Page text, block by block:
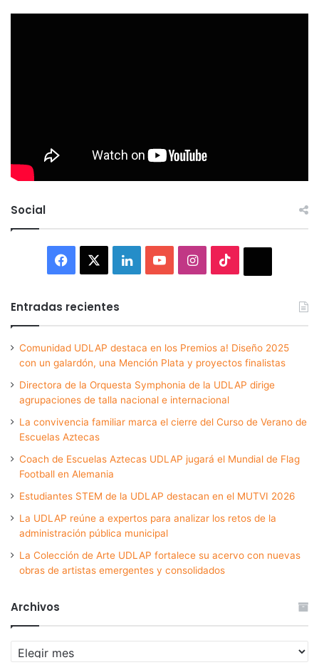
Social
Facebook LinkedInYouTubeInstagram
Entradas recientes
Comunidad UDLAP destaca en los Premios a! Diseño 2025
con un galardón, una Mención Plata y proyectos finalistas
Directora de la Orquesta Symphonia de la UDLAP dirige
agrupaciones de talla nacional e internacional
La convivencia familiar marca el cierre del Curso de Verano de
Escuelas Aztecas
Coach de Escuelas Aztecas UDLAP jugará el Mundial de Flag
Football en Alemania
Estudiantes STEM de la UDLAP destacan en el MUTVI 2026
La UDLAP reúne a expertos para analizar los retos de la
administración pública municipal
La Colección de Arte UDLAP fortalece su acervo con nuevas
obras de artistas emergentes y consolidados
Archivos
Archivos